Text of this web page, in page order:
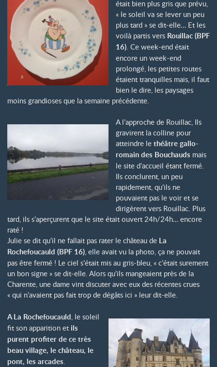
était bien plus gris que prévu,
« le soleil va se lever un peu
plus tard » se dit-elle… Et les
voilà partis vers Rouillac (BPF
16) . Ce week-end était
encore un week-end
prolongé, les petites routes
étaient tranquilles mais, il faut
bien le dire, les paysages
moins grandioses que la semaine précédente.
A l’approche de Rouillac, Ils
gravirent la colline pour
atteindre le théâtre gallo-
romain des Bouchauds mais
le site d’accueil étant fermé.
Ils conclurent, un peu
rapidement, qu’ils ne
pouvaient pas le voir et se
dirigèrent vers Rouillac. Plus
tard, ils s’aperçurent que le site était ouvert 24h/24h… encore
raté !
Julie se dit qu’il ne fallait pas rater le château de La
Rochefoucauld (BPF 16), elle avait vu la photo, ça ne pouvait
pas être fermé ! Le ciel s’était mis au gris-bleu, « c’était surement
un bon signe » se dit-elle. Alors qu’ils mangeaient près de la
Charente, une dame vint discuter avec eux des récentes crues
« qui n’avaient pas fait trop de dégâts ici » leur dit-elle.
A La Rochefoucauld , le soleil
fit son apparition et ils
purent profiter de ce très
beau village, le château, le
pont, les arcades